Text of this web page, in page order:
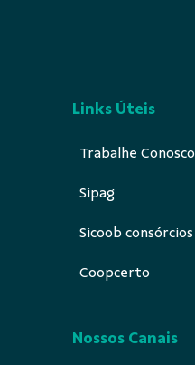
Links Úteis
Trabalhe Conosco
Sipag
Sicoob consórcios
Coopcerto
Nossos Canais